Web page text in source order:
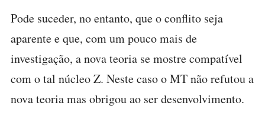
Pode suceder, no entanto, que o conflito seja
aparente e que, com um pouco mais de
investigação, a nova teoria se mostre compatível
com o tal núcleo Z. Neste caso o MT não refutou a
nova teoria mas obrigou ao ser desenvolvimento.